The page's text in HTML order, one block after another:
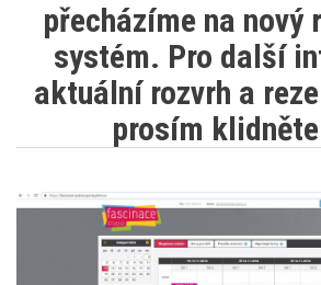
přecházíme na nový
systém. Pro další
aktuální rozvrh a
prosím klidněte